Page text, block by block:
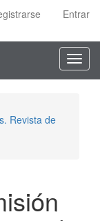
Entrar
Revista de